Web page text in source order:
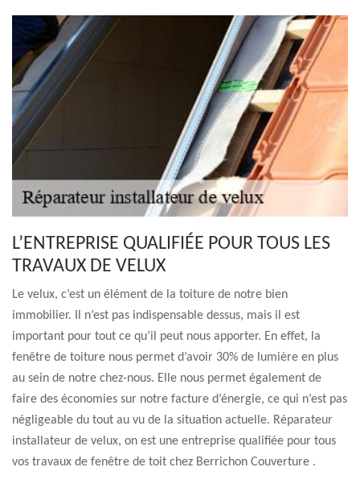
L’ENTREPRISE QUALIFIÉE POUR TOUS LES
TRAVAUX DE VELUX
Le velux, c’est un élément de la toiture de notre bien
immobilier. Il n’est pas indispensable dessus, mais il est
important pour tout ce qu’il peut nous apporter. En effet, la
fenêtre de toiture nous permet d’avoir 30% de lumière en plus
au sein de notre chez-nous. Elle nous permet également de
faire des économies sur notre facture d’énergie, ce qui n’est pas
négligeable du tout au vu de la situation actuelle. Réparateur
installateur de velux, on est une entreprise qualifiée pour tous
vos travaux de fenêtre de toit chez Berrichon Couverture .